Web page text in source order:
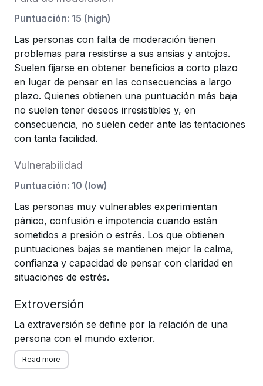
Puntuación: 15 (high)
Las personas con falta de moderación tienen
problemas para resistirse a sus ansias y antojos.
Suelen fijarse en obtener beneficios a corto plazo
en lugar de pensar en las consecuencias a largo
plazo. Quienes obtienen una puntuación más baja
no suelen tener deseos irresistibles y, en
consecuencia, no suelen ceder ante las tentaciones
con tanta facilidad.
Vulnerabilidad
Puntuación: 10 (low)
Las personas muy vulnerables experimientan
pánico, confusión e impotencia cuando están
sometidos a presión o estrés. Los que obtienen
puntuaciones bajas se mantienen mejor la calma,
confianza y capacidad de pensar con claridad en
situaciones de estrés.
Extroversión
La extraversión se define por la relación de una
persona con el mundo exterior.
Read more